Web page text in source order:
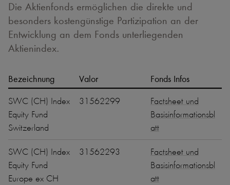
Die Aktienfonds ermöglichen die direkte und
besonders kostengünstige Partizipation an der
Entwicklung an dem Fonds unterliegenden
Aktienindex.
Bezeichnung Valor Fonds Infos
SWC (CH) Index
Equity Fund
Switzerland
31562299
Factsheet und
Basisinformationsbl
att
SWC (CH) Index
Equity Fund
Europe ex CH
31562293
Factsheet und
Basisinformationsbl
att